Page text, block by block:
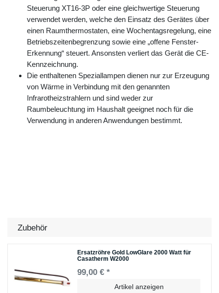
Steuerung XT16-3P oder eine gleichwertige Steuerung
verwendet werden, welche den Einsatz des Gerätes über
einen Raumthermostaten, eine Wochentagsregelung, eine
Betriebszeitenbegrenzung sowie eine „offene Fenster-
Erkennung“ steuert. Ansonsten verliert das Gerät die CE-
Kennzeichnung.
Die enthaltenen Speziallampen dienen nur zur Erzeugung
von Wärme in Verbindung mit den genannten
Infrarotheizstrahlern und sind weder zur
Raumbeleuchtung im Haushalt geeignet noch für die
Verwendung in anderen Anwendungen bestimmt.
Zubehör
Ersatzröhre Gold LowGlare 2000 Watt für
Casatherm W2000
99,00 € *
Artikel anzeigen